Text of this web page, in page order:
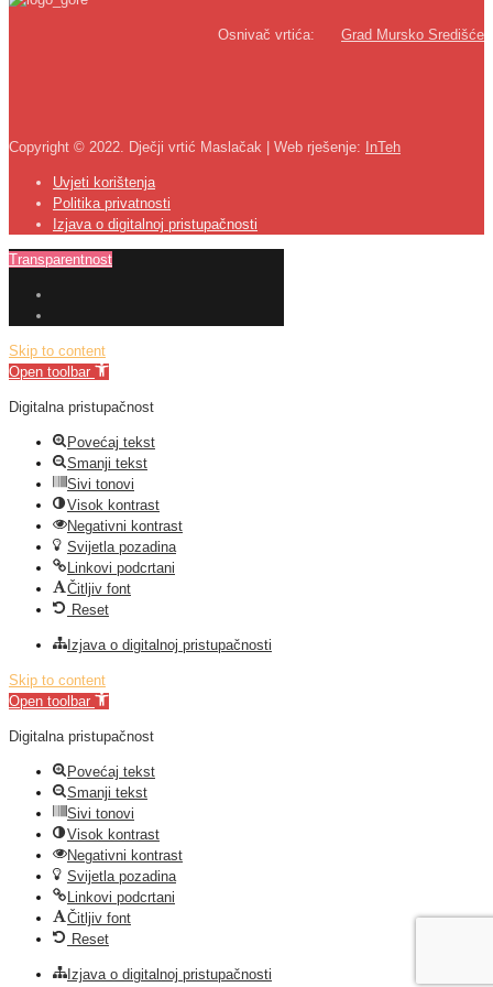
Osnivač vrtića: Grad Mursko Središće
Copyright © 2022. Dječji vrtić Maslačak | Web rješenje: InTeh
Uvjeti korištenja
Politika privatnosti
Izjava o digitalnoj pristupačnosti
Transparentnost
Skip to content
Open toolbar
Digitalna pristupačnost
Povećaj tekst
Smanji tekst
Sivi tonovi
Visok kontrast
Negativni kontrast
Svijetla pozadina
Linkovi podcrtani
Čitljiv font
Reset
Izjava o digitalnoj pristupačnosti
Skip to content
Open toolbar
Digitalna pristupačnost
Povećaj tekst
Smanji tekst
Sivi tonovi
Visok kontrast
Negativni kontrast
Svijetla pozadina
Linkovi podcrtani
Čitljiv font
Reset
Izjava o digitalnoj pristupačnosti